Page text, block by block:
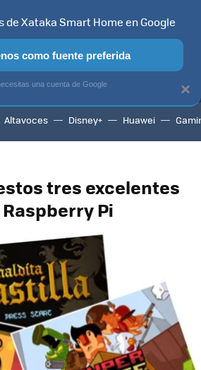
NUEVO
SMART TV
Altavoces Disney+ Huawei
tres excelentes
Pi
×
de Xataka Smart Home en Google
como fuente preferida
una cuenta de Google